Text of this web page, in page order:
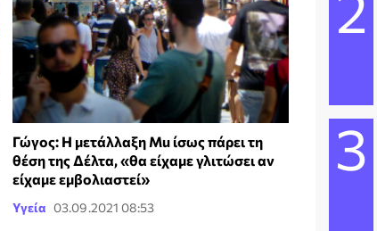
Γώγος: Η μετάλλαξη Mu ίσως πάρει τη
θέση της Δέλτα, «θα είχαμε γλιτώσει αν
είχαμε εμβολιαστεί»
Υγεία 03.09.2021 08:53